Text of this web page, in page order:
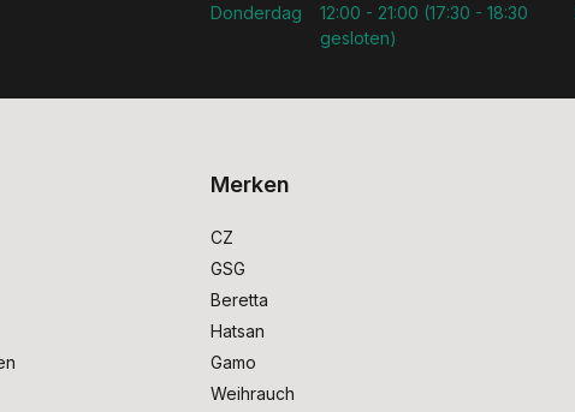
Donderdag
12:00 - 21:00 (17:30 - 18:30
gesloten)
Merken
CZ
GSG
Beretta
Hatsan
Gamo
Weihrauch